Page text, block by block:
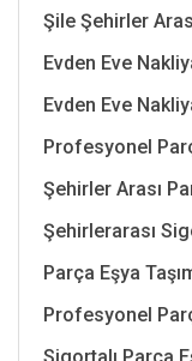
Şile Şehirler
Evden Eve
Evden Eve
Profesyonel
Şehirler Arası
Şehirlerarası
Parça Eşya
Profesyonel